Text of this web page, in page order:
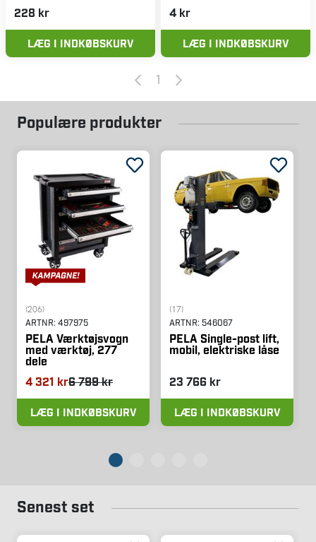
228 kr
LÆG I INDKØBSKURV
4 kr
LÆG I INDKØBSKURV
1
Populære produkter
(206)
ARTNR: 497975
PELA Værktøjsvogn
med værktøj, 277
dele
4 321 kr6 799 kr
LÆG I INDKØBSKURV
(17)
ARTNR: 546067
PELA Single-post lift,
mobil, elektriske låse
23 766 kr
LÆG I INDKØBSKURV
Senest set